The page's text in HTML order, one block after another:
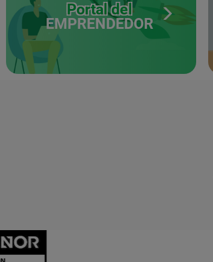
Portal del
EMPRENDEDOR